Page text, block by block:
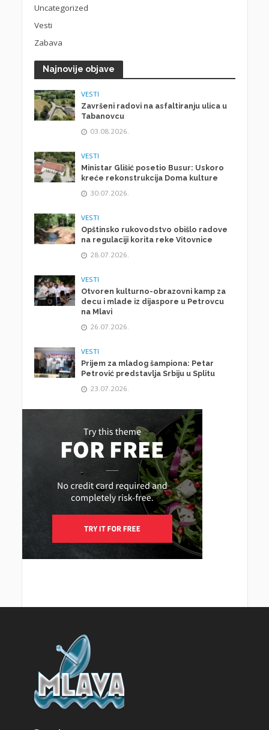
Uncategorized
Vesti
Zabava
Najnovije objave
VESTI
Završeni radovi na asfaltiranju ulica u
Tabanovcu
03.08.2026.
VESTI
Ministar Glišić posetio Busur: Uskoro
kreće rekonstrukcija Doma kulture
30.07.2026.
VESTI
Opštinsko rukovodstvo obišlo radove
na regulaciji korita reke Vitovnice
28.07.2026.
VESTI
Otvoren kulturno-obrazovni kamp za
decu i mlade iz dijaspore u Petrovcu
na Mlavi
26.07.2026.
VESTI
Prijem za mladog šampiona: Petar
Petrović predstavlja Srbiju u Splitu
23.07.2026.